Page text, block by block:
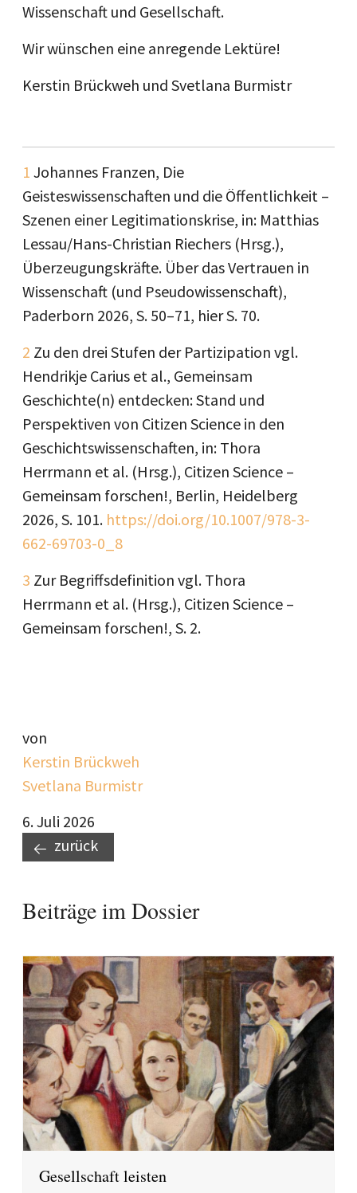
Wissenschaft und Gesellschaft.
Wir wünschen eine anregende Lektüre!
Kerstin Brückweh und Svetlana Burmistr
1 Johannes Franzen, Die
Geisteswissenschaften und die Öffentlichkeit –
Szenen einer Legitimationskrise, in: Matthias
Lessau/Hans-Christian Riechers (Hrsg.),
Überzeugungskräfte. Über das Vertrauen in
Wissenschaft (und Pseudowissenschaft),
Paderborn 2026, S. 50–71, hier S. 70.
2 Zu den drei Stufen der Partizipation vgl.
Hendrikje Carius et al., Gemeinsam
Geschichte(n) entdecken: Stand und
Perspektiven von Citizen Science in den
Geschichtswissenschaften, in: Thora
Herrmann et al. (Hrsg.), Citizen Science –
Gemeinsam forschen!, Berlin, Heidelberg
2026, S. 101. https://doi.org/10.1007/978-3-
662-69703-0_8
3 Zur Begriffsdefinition vgl. Thora
Herrmann et al. (Hrsg.), Citizen Science –
Gemeinsam forschen!, S. 2.
von
Kerstin Brückweh
Svetlana Burmistr
6. Juli 2026
zurück
Beiträge im Dossier
Gesellschaft leisten